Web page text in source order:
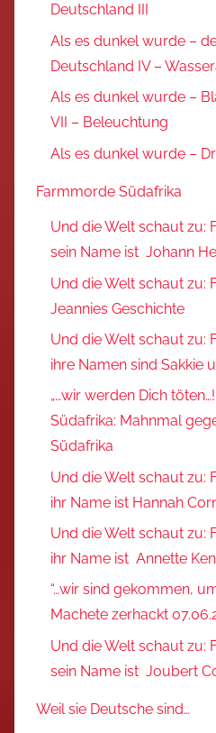
Deutschland III
Als es dunkel wurde –
Deutschland IV –
Als es dunkel wurde –
VII – Beleuchtung
Als es dunkel wurde –
Farmmorde Südafrika
Und die Welt schaut zu:
sein Name ist Johann
Und die Welt schaut zu:
Jeannies Geschichte
Und die Welt schaut zu:
ihre Namen sind Sakkie
„…wir werden Dich
Südafrika: Mahnmal
Südafrika
Und die Welt schaut zu:
ihr Name ist Hannah
Und die Welt schaut zu:
ihr Name ist Annette
“…wir sind gekommen,
Machete zerhackt
Und die Welt schaut zu:
sein Name ist Joubert
Weil sie Deutsche sind…